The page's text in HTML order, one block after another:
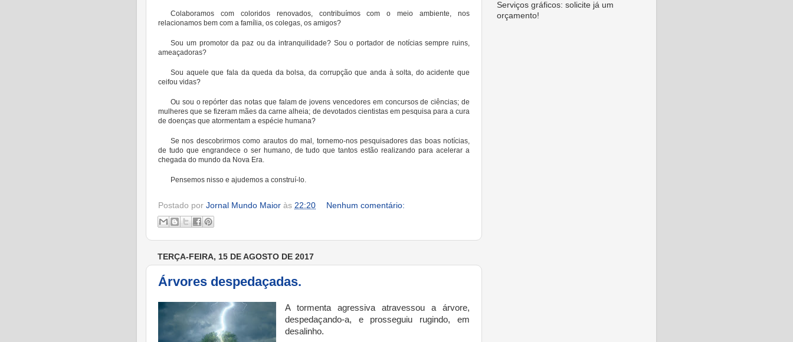
Colaboramos com coloridos renovados, contribuímos com o meio ambiente, nos
relacionamos bem com a família, os colegas, os amigos?
Sou um promotor da paz ou da intranquilidade? Sou o portador de notícias sempre ruins,
ameaçadoras?
Sou aquele que fala da queda da bolsa, da corrupção que anda à solta, do acidente que
ceifou vidas?
Ou sou o repórter das notas que falam de jovens vencedores em concursos de ciências; de
mulheres que se fizeram mães da carne alheia; de devotados cientistas em pesquisa para a cura
de doenças que atormentam a espécie humana?
Se nos descobrirmos como arautos do mal, tornemo-nos pesquisadores das boas notícias,
de tudo que engrandece o ser humano, de tudo que tantos estão realizando para acelerar a
chegada do mundo da Nova Era.
Pensemos nisso e ajudemos a construí-lo.
Postado por Jornal Mundo Maior às 22:20 Nenhum comentário:
TERÇA-FEIRA, 15 DE AGOSTO DE 2017
Árvores despedaçadas.
A tormenta agressiva atravessou a árvore,
despedaçando-a, e prosseguiu rugindo, em
desalinho.
Serviços gráficos: solicite já um
orçamento!